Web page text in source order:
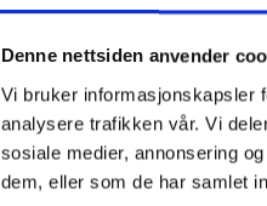
Denne nettsiden anvender
Vi bruker informasjonskapsler
analysere trafikken vår. Vi
sosiale medier, annonsering
dem, eller som de har samlet
Trenings-t-skjorte,
14-0067
Størrelse M
Finnes på lager i